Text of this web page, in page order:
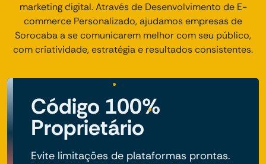
marketing digital. Através de Desenvolvimento de E-
commerce Personalizado, ajudamos empresas de
Sorocaba a se comunicarem melhor com seu público,
com criatividade, estratégia e resultados consistentes.
Código 100%
Proprietário
Evite limitações de plataformas prontas.